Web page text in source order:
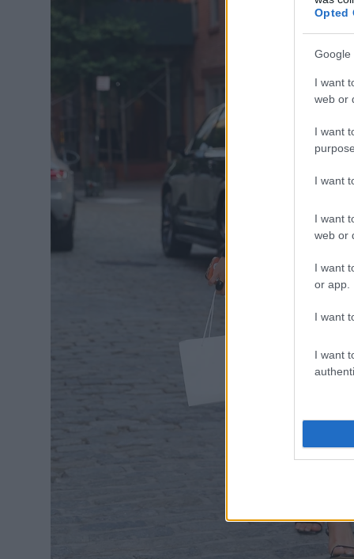
Opted
Google
I want
web or
I want
I want
I want
web or
I want
or app.
I want
I want